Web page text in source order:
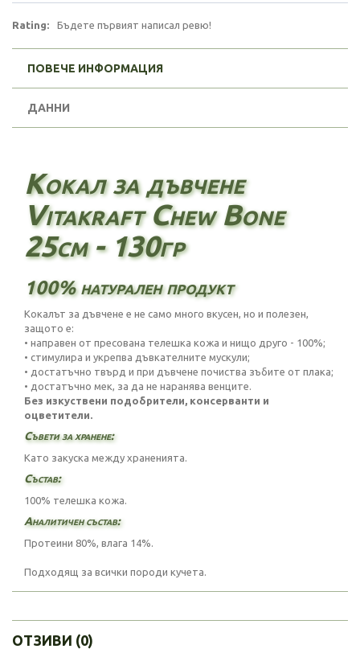
Rating: Бъдете първият написал ревю!
ПОВЕЧЕ ИНФОРМАЦИЯ
ДАННИ
Кокал за дъвчене
Vitakraft Chew Bone
25см - 130гр
100% натурален продукт
Кокалът за дъвчене е не само много вкусен, но и полезен,
защото е:
• направен от пресована телешка кожа и нищо друго - 100%;
• стимулира и укрепва дъвкателните мускули;
• достатъчно твърд и при дъвчене почиства зъбите от плака;
• достатъчно мек, за да не наранява венците.
Без изкуствени подобрители, консерванти и
оцветители.
Съвети за хранене:
Като закуска между храненията.
Състав:
100% телешка кожа.
Аналитичен състав:
Протеини 80%, влага 14%.
Подходящ за всички породи кучета.
ОТЗИВИ (0)